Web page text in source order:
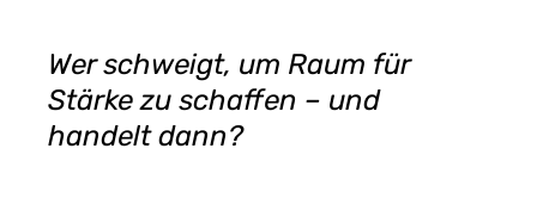
Wer schweigt, um Raum für
Stärke zu schaffen – und
handelt dann?